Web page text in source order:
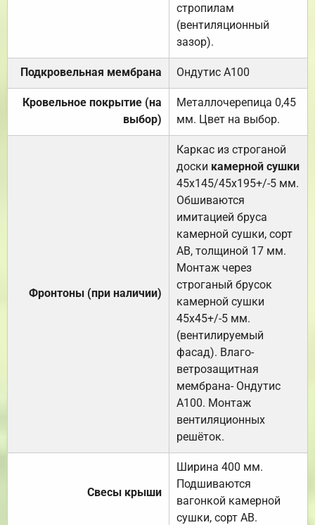
стропилам
(вентиляционный
зазор).
Подкровельная мембрана Ондутис А100
Кровельное покрытие (на
выбор)
Металлочерепица 0,45
мм. Цвет на выбор.
Фронтоны (при наличии)
Каркас из строганой
доски камерной сушки
45х145/45х195+/-5 мм.
Обшиваются
имитацией бруса
камерной сушки, сорт
АВ, толщиной 17 мм.
Монтаж через
строганый брусок
камерной сушки
45х45+/-5 мм.
(вентилируемый
фасад). Влаго-
ветрозащитная
мембрана- Ондутис
А100. Монтаж
вентиляционных
решёток.
Свесы крыши
Ширина 400 мм.
Подшиваются
вагонкой камерной
сушки, сорт АВ.